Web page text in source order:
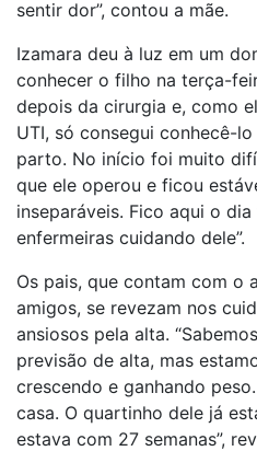
sentir dor”, contou a mãe.
Izamara deu à luz em um
conhecer o filho na terça-
depois da cirurgia e, como
UTI, só consegui conhecê-
parto. No início foi muito
que ele operou e ficou
inseparáveis. Fico aqui o
enfermeiras cuidando dele”.
Os pais, que contam com o
amigos, se revezam nos
ansiosos pela alta.
previsão de alta, mas
crescendo e ganhando
casa. O quartinho dele já
estava com 27 semanas”,